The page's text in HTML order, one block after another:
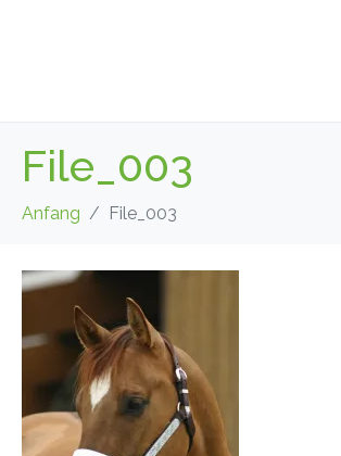
File_003
Anfang File_003